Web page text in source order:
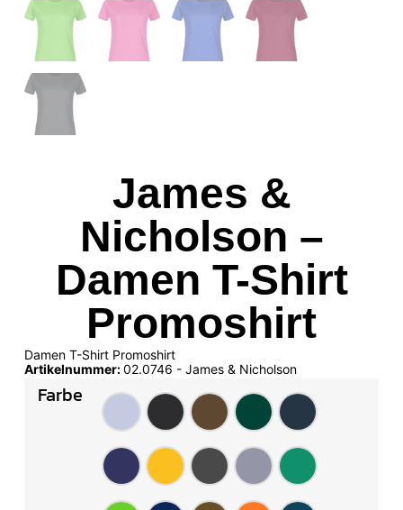
James &
Nicholson –
Damen T-Shirt
Promoshirt
Damen T-Shirt Promoshirt
Artikelnummer:02.0746 - James & Nicholson
Farbe